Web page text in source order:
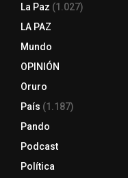
La Paz (1.027)
LA PAZ
Mundo
OPINIÓN
Oruro
País (1.187)
Pando
Podcast
Política